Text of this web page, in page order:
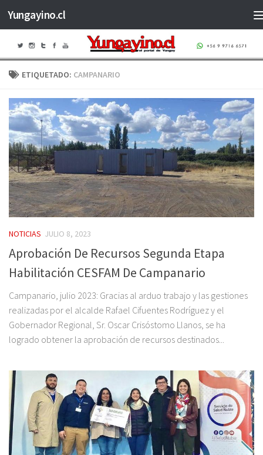
Saltar al contenido
Yungayino.cl
ETIQUETADO: CAMPANARIO
NOTICIAS JULIO 8, 2023
Aprobación De Recursos Segunda Etapa
Habilitación CESFAM De Campanario
Campanario, julio 2023: Gracias al arduo trabajo y las gestiones
realizadas por el alcalde Rafael Cifuentes Rodríguez y el
Gobernador Regional, Sr. Oscar Crisóstomo Llanos, se ha
logrado obtener la aprobación de recursos destinados...